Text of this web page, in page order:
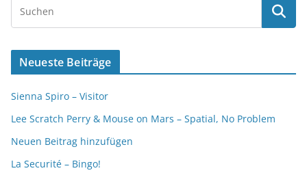
Neueste Beiträge
Sienna Spiro – Visitor
Lee Scratch Perry & Mouse on Mars – Spatial, No Problem
Neuen Beitrag hinzufügen
La Securité – Bingo!